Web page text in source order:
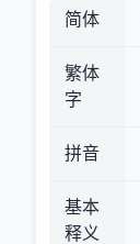
简体
繁体
字
拼音
基本
释义